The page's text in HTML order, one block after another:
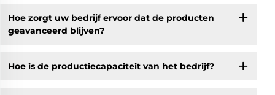
Hoe zorgt uw bedrijf ervoor dat de producten
geavanceerd blijven?
Hoe is de productiecapaciteit van het bedrijf?